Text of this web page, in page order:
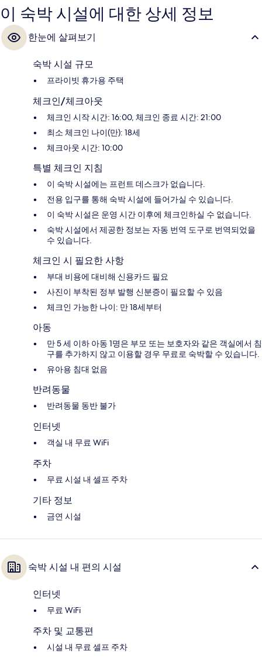
이 숙박 시설에 대한 상세 정보
한눈에 살펴보기
숙박 시설 규모
프라이빗 휴가용 주택
체크인/체크아웃
체크인 시작 시간: 16:00, 체크인 종료 시간: 21:00
최소 체크인 나이(만): 18세
체크아웃 시간: 10:00
특별 체크인 지침
이 숙박 시설에는 프런트 데스크가 없습니다.
전용 입구를 통해 숙박 시설에 들어가실 수 있습니다.
이 숙박 시설은 운영 시간 이후에 체크인하실 수 없습니다.
숙박 시설에서 제공한 정보는 자동 번역 도구로 번역되었을
수 있습니다.
체크인 시 필요한 사항
부대 비용에 대비해 신용카드 필요
사진이 부착된 정부 발행 신분증이 필요할 수 있음
체크인 가능한 나이: 만 18세부터
아동
만 5 세 이하 아동 1명은 부모 또는 보호자와 같은 객실에서 침
구를 추가하지 않고 이용할 경우 무료로 숙박할 수 있습니다.
유아용 침대 없음
반려동물
반려동물 동반 불가
인터넷
객실 내 무료 WiFi
주차
무료 시설 내 셀프 주차
기타 정보
금연 시설
숙박 시설 내 편의 시설
인터넷
무료 WiFi
주차 및 교통편
시설 내 무료 셀프 주차